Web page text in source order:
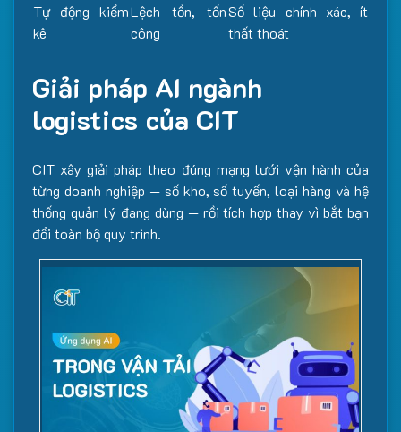
Tự động kiểm
kê
Lệch tồn, tốn
công
Số liệu chính xác, ít
thất thoát
Giải pháp AI ngành
logistics của CIT
CIT xây giải pháp theo đúng mạng lưới vận hành của
từng doanh nghiệp — số kho, số tuyến, loại hàng và hệ
thống quản lý đang dùng — rồi tích hợp thay vì bắt bạn
đổi toàn bộ quy trình.